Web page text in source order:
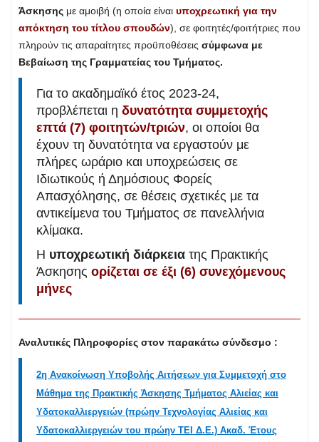
Άσκησης με αμοιβή (η οποία είναι υποχρεωτική για την
απόκτηση του τίτλου σπουδών), σε φοιτητές/φοιτήτριες που
πληρούν τις απαραίτητες προϋποθέσεις σύμφωνα με
Βεβαίωση της Γραμματείας του Τμήματος.
Για το ακαδημαϊκό έτος 2023-24,
προβλέπεται η δυνατότητα συμμετοχής
επτά (7) φοιτητών/τριών, οι οποίοι θα
έχουν τη δυνατότητα να εργαστούν με
πλήρες ωράριο και υποχρεώσεις σε
Ιδιωτικούς ή Δημόσιους Φορείς
Απασχόλησης, σε θέσεις σχετικές με τα
αντικείμενα του Τμήματος σε πανελλήνια
κλίμακα.
Η υποχρεωτική διάρκεια της Πρακτικής
Άσκησης ορίζεται σε έξι (6) συνεχόμενους
μήνες
Αναλυτικές Πληροφορίες στον παρακάτω σύνδεσμο :
2η Ανακοίνωση Υποβολής Αιτήσεων για Συμμετοχή στο
Μάθημα της Πρακτικής Άσκησης Τμήματος Αλιείας και
Υδατοκαλλιεργειών (πρώην Τεχνολογίας Αλιείας και
Υδατοκαλλιεργειών του πρώην ΤΕΙ Δ.Ε.) Ακαδ. Έτους